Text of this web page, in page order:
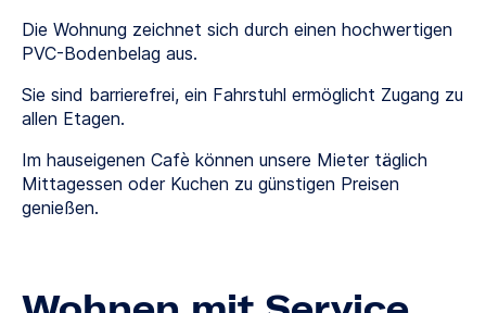
Die Wohnung zeichnet sich durch einen hochwertigen
PVC-Bodenbelag aus.
Sie sind barrierefrei, ein Fahrstuhl ermöglicht Zugang zu
allen Etagen.
Im hauseigenen Cafè können unsere Mieter täglich
Mittagessen oder Kuchen zu günstigen Preisen
genießen.